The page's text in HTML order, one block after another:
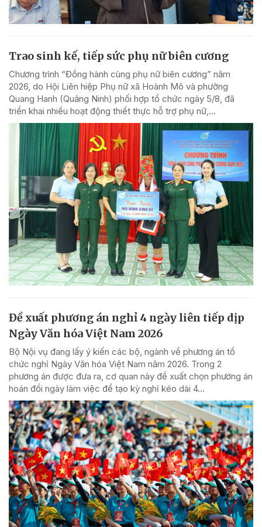
Trao sinh kế, tiếp sức phụ nữ biên cương
Chương trình “Đồng hành cùng phụ nữ biên cương” năm
2026, do Hội Liên hiệp Phụ nữ xã Hoành Mô và phường
Quang Hanh (Quảng Ninh) phối hợp tổ chức ngày 5/8, đã
triển khai nhiều hoạt động thiết thực hỗ trợ phụ nữ,...
Đề xuất phương án nghỉ 4 ngày liên tiếp dịp
Ngày Văn hóa Việt Nam 2026
Bộ Nội vụ đang lấy ý kiến các bộ, ngành về phương án tổ
chức nghỉ Ngày Văn hóa Việt Nam năm 2026. Trong 2
phương án được đưa ra, cơ quan này đề xuất chọn phương án
hoán đổi ngày làm việc để tạo kỳ nghỉ kéo dài 4...